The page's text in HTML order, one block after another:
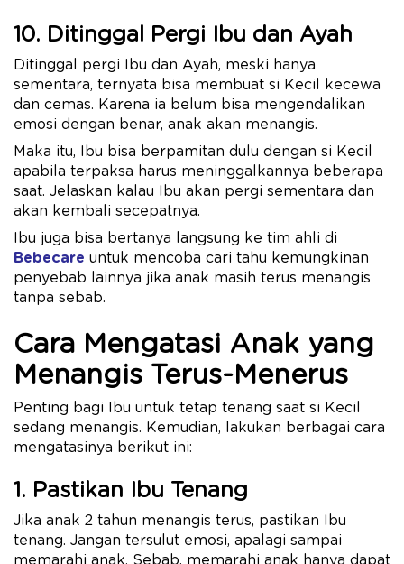
10. Ditinggal Pergi Ibu dan Ayah
Ditinggal pergi Ibu dan Ayah, meski hanya
sementara, ternyata bisa membuat si Kecil kecewa
dan cemas. Karena ia belum bisa mengendalikan
emosi dengan benar, anak akan menangis.
Maka itu, Ibu bisa berpamitan dulu dengan si Kecil
apabila terpaksa harus meninggalkannya beberapa
saat. Jelaskan kalau Ibu akan pergi sementara dan
akan kembali secepatnya.
Ibu juga bisa bertanya langsung ke tim ahli di
Bebecare untuk mencoba cari tahu kemungkinan
penyebab lainnya jika anak masih terus menangis
tanpa sebab.
Cara Mengatasi Anak yang
Menangis Terus-Menerus
Penting bagi Ibu untuk tetap tenang saat si Kecil
sedang menangis. Kemudian, lakukan berbagai cara
mengatasinya berikut ini:
1. Pastikan Ibu Tenang
Jika anak 2 tahun menangis terus, pastikan Ibu
tenang. Jangan tersulut emosi, apalagi sampai
memarahi anak. Sebab, memarahi anak hanya dapat